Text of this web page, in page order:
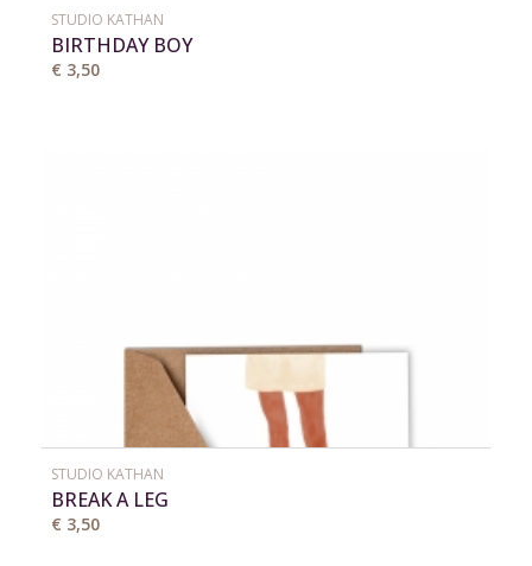
STUDIO KATHAN
BIRTHDAY BOY
€ 3,50
STUDIO KATHAN
BREAK A LEG
€ 3,50